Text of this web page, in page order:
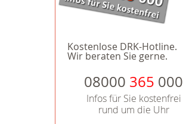
Kostenlose DRK-Hotline.
Wir beraten Sie gerne.
08000 365 000
Infos für Sie kostenfrei
rund um die Uhr